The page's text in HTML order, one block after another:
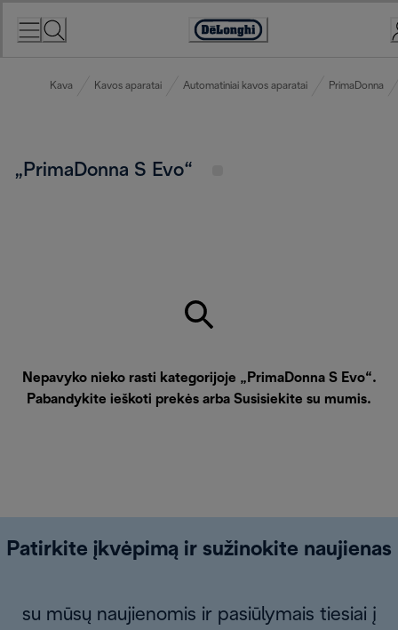
Accessibility
Kava Kavos aparatai Automatiniai kavos aparatai PrimaDonna
„PrimaDonna S Evo“
Nepavyko nieko rasti kategorijoje „PrimaDonna S Evo“.
Pabandykite ieškoti prekės arba Susisiekite su mumis.
Patirkite įkvėpimą ir sužinokite naujienas
su mūsų naujienomis ir pasiūlymais tiesiai į